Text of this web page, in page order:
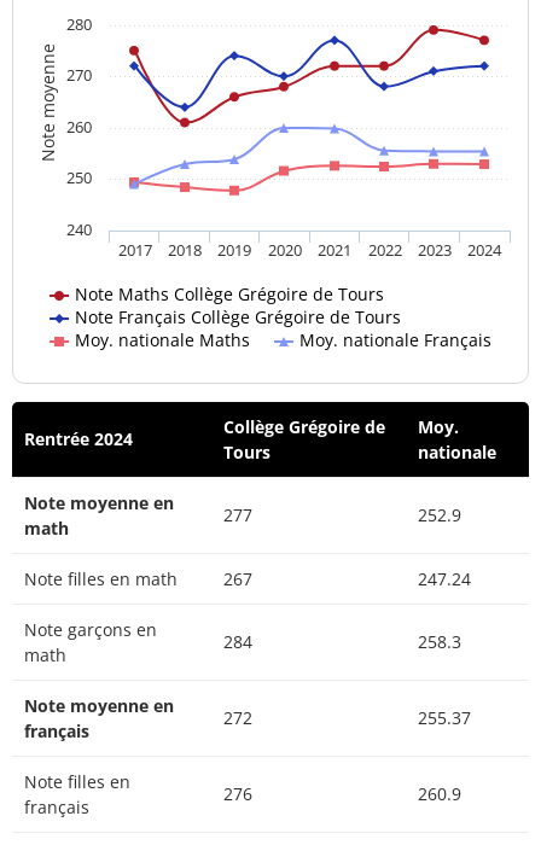
Note moyenne
Note Maths Collège Grégoire de Tours
Note Français Collège Grégoire de Tours
Moy. nationale Maths
Moy. nationale Français
2017 2018 2019 2020 2021 2022 2023 2024
240
250
260
270
280
Rentrée 2024
Collège Grégoire de
Tours
Moy.
nationale
Note moyenne en
math
277 252.9
Note filles en math 267 247.24
Note garçons en
math
284 258.3
Note moyenne en
français
272 255.37
Note filles en
français
276 260.9